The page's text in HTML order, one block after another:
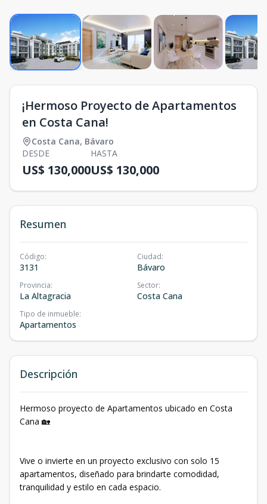
¡Hermoso Proyecto de Apartamentos
en Costa Cana!
Costa Cana, Bávaro
DESDE
US$ 130,000
HASTA
US$ 130,000
Resumen
Código:
3131
Ciudad:
Bávaro
Provincia:
La Altagracia
Sector:
Costa Cana
Tipo de inmueble:
Apartamentos
Descripción
Hermoso proyecto de Apartamentos ubicado en Costa
Cana 🏡
Vive o invierte en un proyecto exclusivo con solo 15
apartamentos, diseñado para brindarte comodidad,
tranquilidad y estilo en cada espacio.